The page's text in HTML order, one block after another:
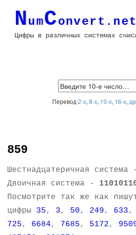
NumConvert.net
Цифры в различных системах
Перевод 2-х, 8-х, 10-х, 16-х,
859
Шестнадцатеричная система
Двоичная система -
Посмотрите так же как
цифры 35, 3, 50, 249, 633,
725, 6684, 7685, 5172,